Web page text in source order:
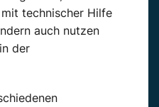
technischer Hilfe
auch nutzen
der